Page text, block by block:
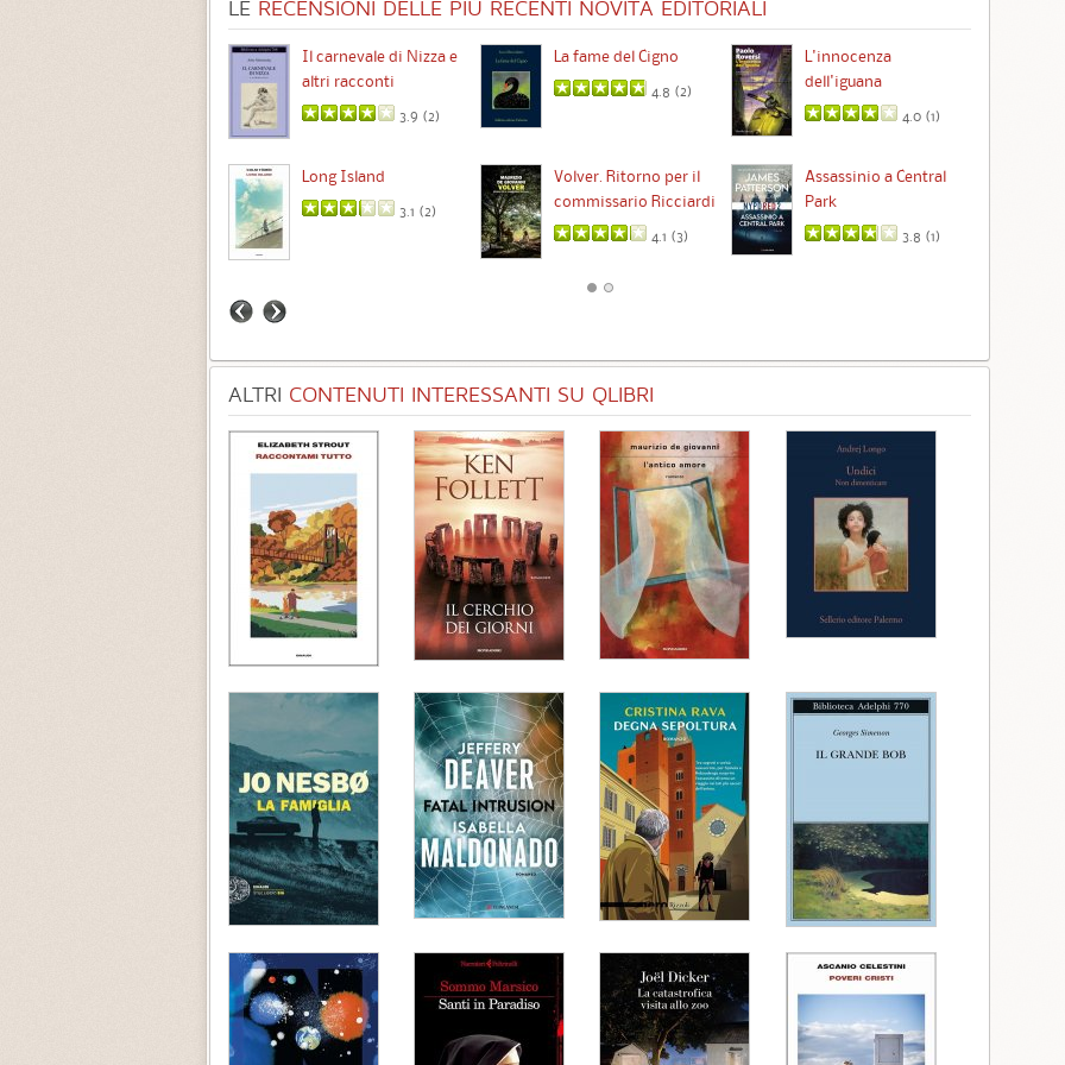
LE RECENSIONI DELLE PIÙ RECENTI NOVITÀ EDITORIALI
Il carnevale di Nizza e
altri racconti
3.9 (2)
La fame del Cigno
4.8 (2)
L'innocenza
dell'iguana
4.0 (1)
Long Island
3.1 (2)
Volver. Ritorno per il
commissario Ricciardi
4.1 (3)
Assassinio a Central
Park
3.8 (1)
ALTRI CONTENUTI INTERESSANTI SU QLIBRI